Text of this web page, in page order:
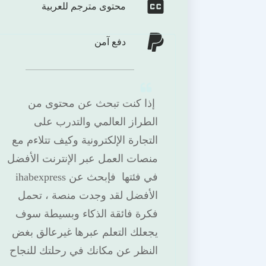
محتوى مترجم للعربية
دفع آمن
إذا كنت تبحث عن محتوى من
الطراز العالمي والتدرب على
التجارة الإلكترونية وكيف تتلاءم مع
منصات العمل عبر الإنترنت الأفضل
في فئتها فإبحث عن ihabexpress
الأفضل لقد وجدت منصة ، تحمل
فكرة فائقة الذكاء وبسيطة سوف
يجعلك التعلم عبرها غيرعالق بغض
النظر عن مكانك في رحلتك للنجاح